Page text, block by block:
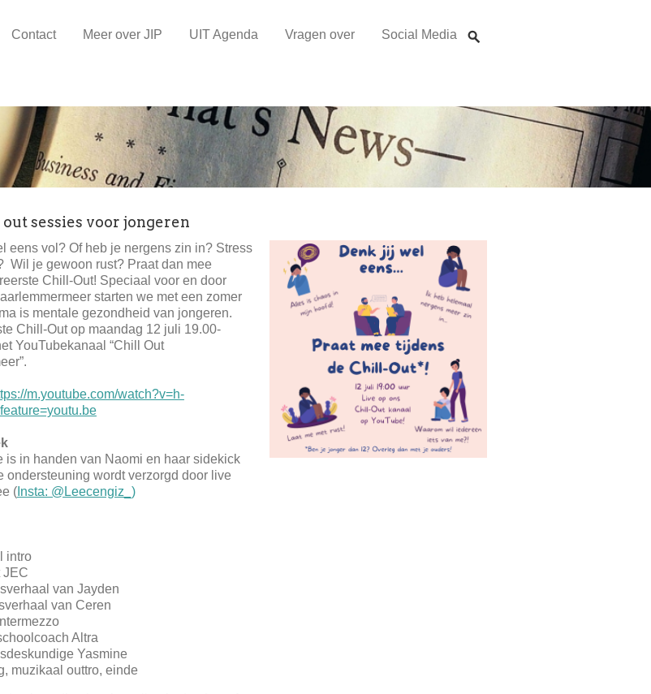
Contact Meer over JIP UIT Agenda Vragen over Social Media
out sessies voor jongeren
eens vol? Of heb je nergens zin in? Stress
Wil je gewoon rust? Praat dan mee
Chill-Out! Speciaal voor en door
starten we met een zomer
is mentale gezondheid van jongeren.
Chill-Out op maandag 12 juli 19.00-
YouTubekanaal “Chill Out
m.youtube.com/watch?v=h-
is in handen van Naomi en haar sidekick
ondersteuning wordt verzorgd door live
(Insta: @Leecengiz_)
intro
JEC
van Jayden
van Ceren
Altra
Yasmine
muzikaal outtro, einde